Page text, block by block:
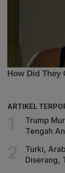
ARTIKEL
Trump
Tengah
Turki,
Diserang,